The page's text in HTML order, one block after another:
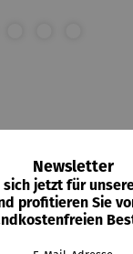
Newsletter
sich jetzt für
profitieren Sie